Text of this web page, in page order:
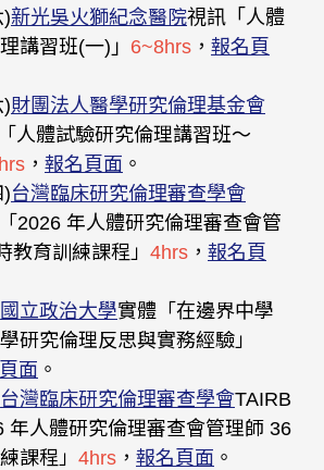
新光吳火獅紀念醫院視訊「人體
講習班(一)」 6~8hrs ， 報名頁
財團法人醫學研究倫理基金會
人體試驗研究倫理講習班〜
， 報名頁面 。
台灣臨床研究倫理審查學會
2026 年人體研究倫理審查會管
教育訓練課程」 4hrs ， 報名頁
國立政治大學實體「在邊界中學
研究倫理反思與實務經驗」
面 。
台灣臨床研究倫理審查學會TAIRB
年人體研究倫理審查會管理師 36
課程」 4hrs ， 報名頁面 。